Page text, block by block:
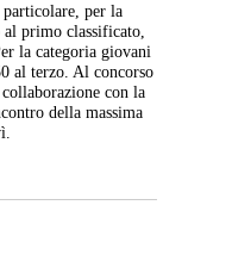
per la
primo classificato,
la categoria giovani
al terzo. Al concorso
con la
della massima